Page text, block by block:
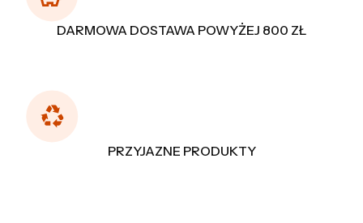
DARMOWA DOSTAWA POWYŻEJ 800 ZŁ
PRZYJAZNE PRODUKTY